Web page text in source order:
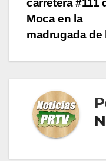
entradas
carretera #111
Moca en la
madrugada de